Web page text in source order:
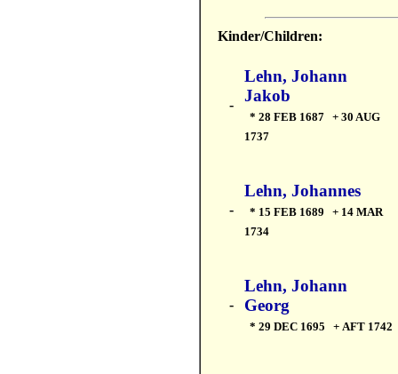
Kinder/Children:
-
Lehn, Johann
Jakob
* 28 FEB 1687 + 30 AUG
1737
-
Lehn, Johannes
* 15 FEB 1689 + 14 MAR
1734
-
Lehn, Johann
Georg
* 29 DEC 1695 + AFT 1742